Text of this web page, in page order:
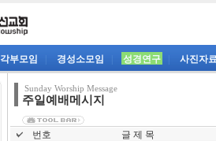
각부모임 경성소모임 성경연구 사진자
Sunday Worship Message
주일예배메시지
번호 글 제 목